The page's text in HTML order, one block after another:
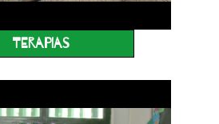
TERAPIAS